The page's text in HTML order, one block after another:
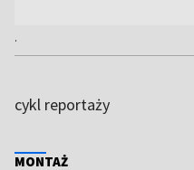
.
cykl reportaży
MONTAŻ